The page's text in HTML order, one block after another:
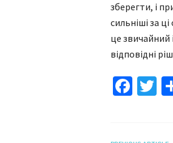
зберегти, і
сильніші за
це звичайний
відповідні